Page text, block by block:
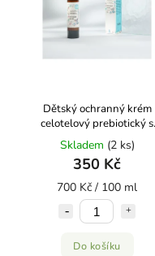
Dětský ochranný krém
celotelový prebiotický s
ovesným proteinem 50 ml
Kvitok
Skladem (2 ks)
350 Kč
700 Kč / 100 ml
Do košíku